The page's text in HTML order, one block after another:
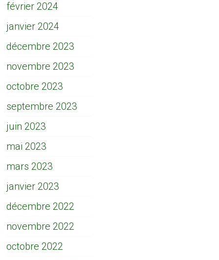
février 2024
janvier 2024
décembre 2023
novembre 2023
octobre 2023
septembre 2023
juin 2023
mai 2023
mars 2023
janvier 2023
décembre 2022
novembre 2022
octobre 2022